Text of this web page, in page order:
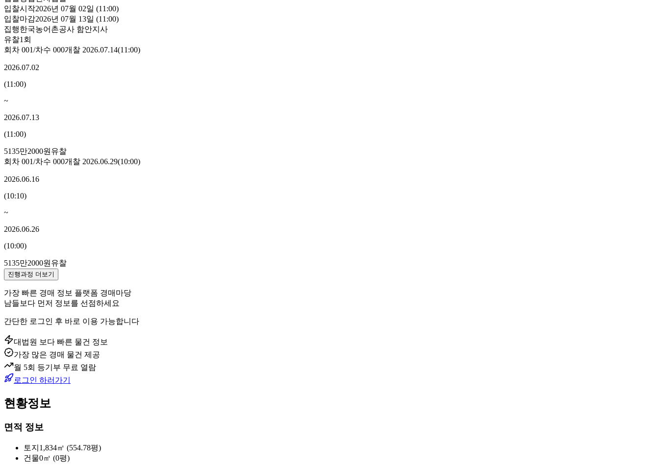
입찰시작2026년 07월 02일 (11:00)
입찰마감2026년 07월 13일 (11:00)
집행한국농어촌공사 함안지사
유찰1회
회차 001/차수 000개찰 2026.07.14(11:00)
2026.07.02
(11:00)
~
2026.07.13
(11:00)
5135만2000원 유찰
회차 001/차수 000개찰 2026.06.29(10:00)
2026.06.16
(10:10)
~
2026.06.26
(10:00)
5135만2000원 유찰
진행과정 더보기
가장 빠른 경매 정보 플랫폼 경매마당
남들보다 먼저 정보를 선점하세요
간단한 로그인 후 바로 이용 가능합니다
대법원 보다 빠른 물건 정보
가장 많은 경매 물건 제공
월 5회 등기부 무료 열람
로그인 하러가기
현황정보
면적 정보
토지 1,834㎡ (554.78평)
건물0㎡ (0평)